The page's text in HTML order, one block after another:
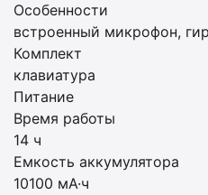
Особенности
встроенный микрофон,
Комплект
клавиатура
Питание
Время работы
14 ч
Емкость аккумулятора
10100 мА·ч